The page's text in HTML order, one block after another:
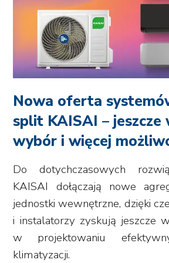
Nowa oferta
split KAISAI – jeszcze
wybór i więcej
Do dotychczasowych
KAISAI dołączają nowe
jednostki wewnętrzne, dzięki
i instalatorzy zyskują jeszcze
w projektowaniu
klimatyzacji.